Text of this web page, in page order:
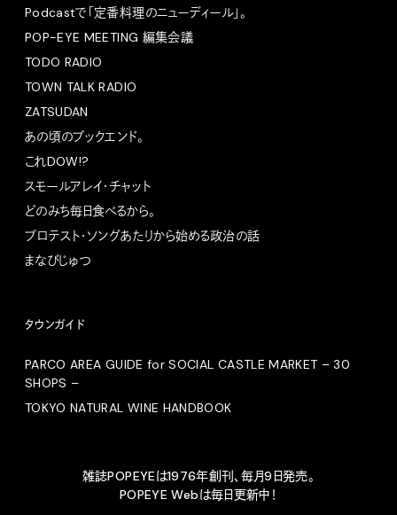
Podcastで「定番料理のニューディール」。
POP-EYE MEETING 編集会議
TODO RADIO
TOWN TALK RADIO
ZATSUDAN
あの頃のブックエンド。
これDOW!?
スモールアレイ・チャット
どのみち毎日食べるから。
プロテスト・ソングあたりから始める政治の話
まなびじゅつ
タウンガイド
PARCO AREA GUIDE for SOCIAL CASTLE MARKET – 30
SHOPS –
TOKYO NATURAL WINE HANDBOOK
雑誌POPEYEは1976年創刊、毎月9日発売。
POPEYE Webは毎日更新中！